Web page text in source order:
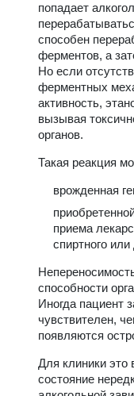
попадает
способен
ферментов, а
Но если
ферментных
активность,
вызывая
органов.
Такая реакция
врожденная
приема
спиртного
способности
Иногда пациент
чувствителен,
появляются
Для клиники это
состояние